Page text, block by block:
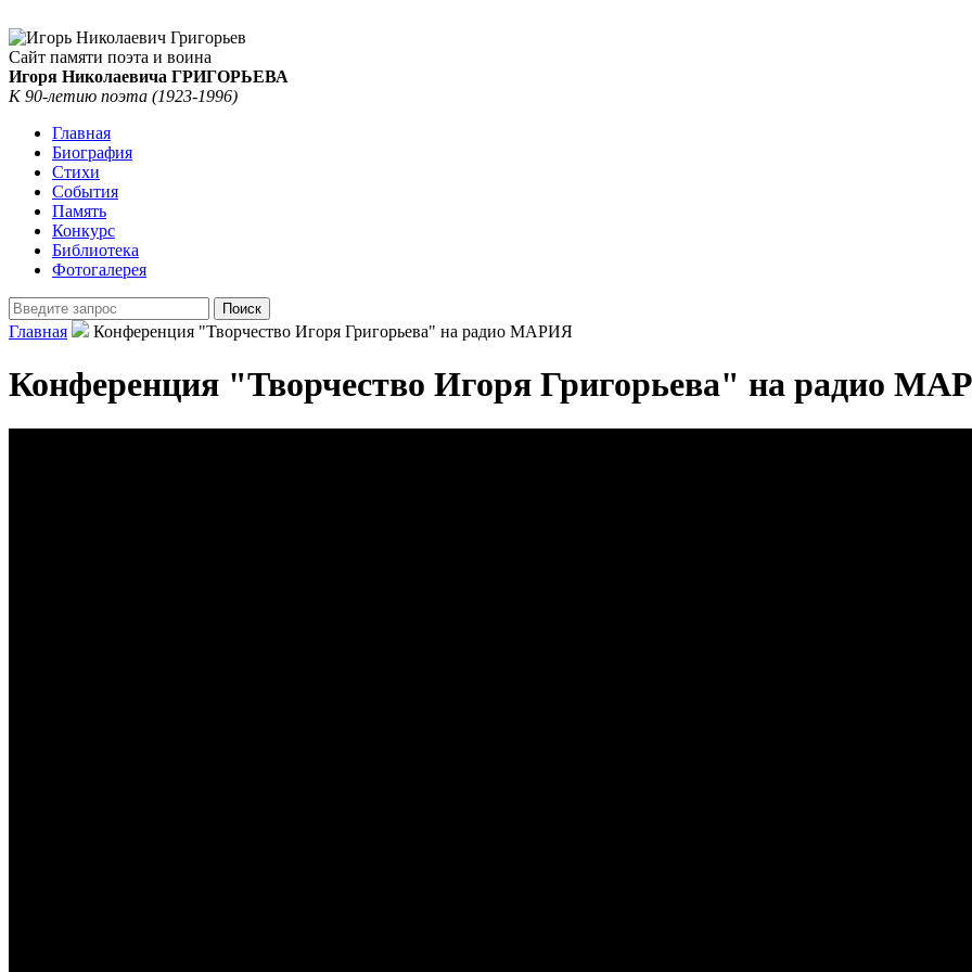
Сайт памяти поэта и воина
Игоря Николаевича ГРИГОРЬЕВА
К 90-летию поэта (1923-1996)
Главная
Биография
Стихи
События
Память
Конкурс
Библиотека
Фотогалерея
Главная Конференция "Творчество Игоря Григорьева" на радио МАРИЯ
Конференция "Творчество Игоря Григорьева" на радио